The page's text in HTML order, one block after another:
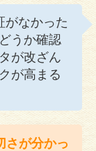
がなかった
うか確認
が改ざん
が高まる
さが分かっ